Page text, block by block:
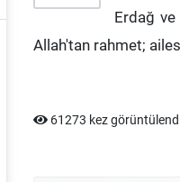
Erdağ
Allah'tan rahmet;
61273 kez